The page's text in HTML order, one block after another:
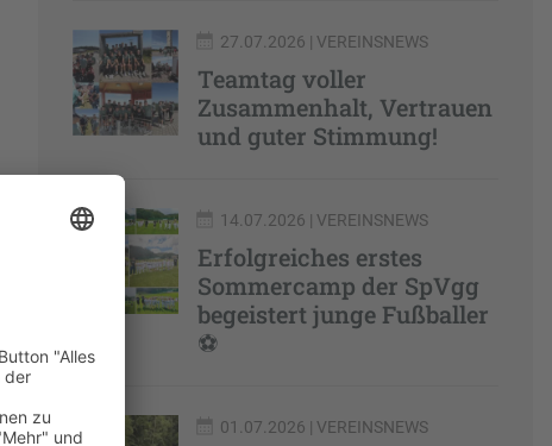
27.07.2026 | VEREINSNEWS
Teamtag voller
Zusammenhalt, Vertrauen
und guter Stimmung!
14.07.2026 | VEREINSNEWS
Erfolgreiches erstes
Sommercamp der SpVgg
begeistert junge Fußballer
⚽️
01.07.2026 | VEREINSNEWS